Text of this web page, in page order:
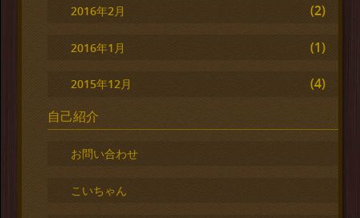
2016年2月 (2)
2016年1月 (1)
2015年12月
(4)
自己紹介
お問い合わせ
こいちゃん